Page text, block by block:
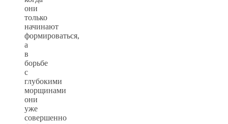
они
только
начинают
формироваться,
а
в
борьбе
с
глубокими
морщинами
они
уже
совершенно